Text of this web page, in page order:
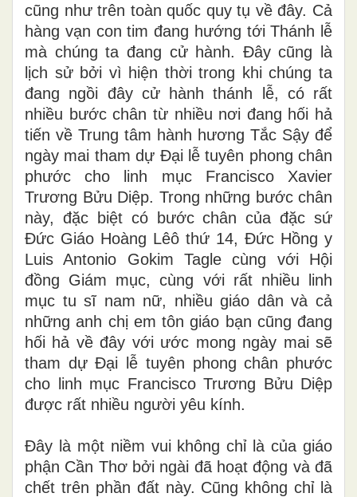
cũng như trên toàn quốc quy tụ về đây. Cả
hàng vạn con tim đang hướng tới Thánh lễ
mà chúng ta đang cử hành. Đây cũng là
lịch sử bởi vì hiện thời trong khi chúng ta
đang ngồi đây cử hành thánh lễ, có rất
nhiều bước chân từ nhiều nơi đang hối hả
tiến về Trung tâm hành hương Tắc Sậy để
ngày mai tham dự Đại lễ tuyên phong chân
phước cho linh mục Francisco Xavier
Trương Bửu Diệp. Trong những bước chân
này, đặc biệt có bước chân của đặc sứ
Đức Giáo Hoàng Lêô thứ 14, Đức Hồng y
Luis Antonio Gokim Tagle cùng với Hội
đồng Giám mục, cùng với rất nhiều linh
mục tu sĩ nam nữ, nhiều giáo dân và cả
những anh chị em tôn giáo bạn cũng đang
hối hả về đây với ước mong ngày mai sẽ
tham dự Đại lễ tuyên phong chân phước
cho linh mục Francisco Trương Bửu Diệp
được rất nhiều người yêu kính.
Đây là một niềm vui không chỉ là của giáo
phận Cần Thơ bởi ngài đã hoạt động và đã
chết trên phần đất này. Cũng không chỉ là